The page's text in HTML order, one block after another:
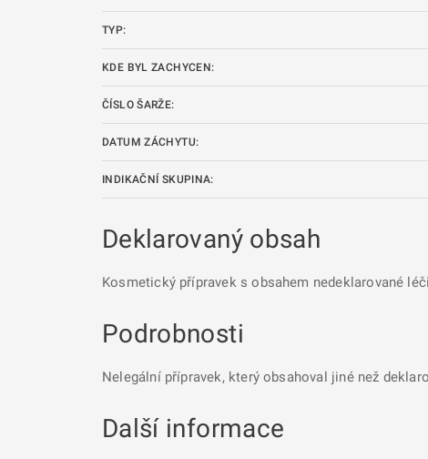
TYP:
KDE BYL ZACHYCEN:
ČÍSLO ŠARŽE:
DATUM ZÁCHYTU:
INDIKAČNÍ SKUPINA:
Deklarovaný obsah
Kosmetický přípravek s obsahem nedeklarované
Podrobnosti
Nelegální přípravek, který obsahoval jiné než
Další informace